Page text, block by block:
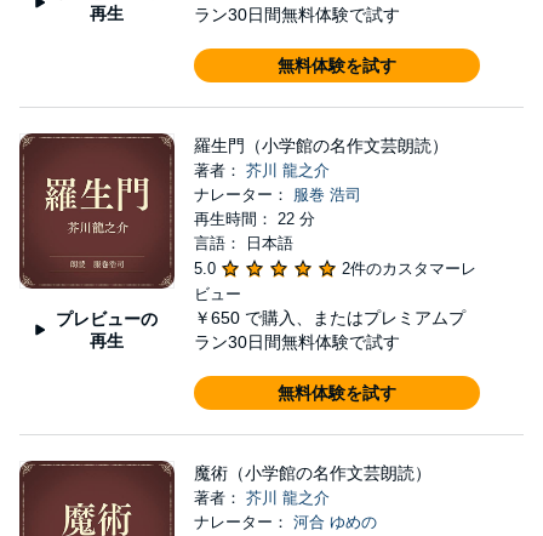
再生
ラン30日間無料体験で試す
無料体験を試す
プレビューの
再生
羅生門（小学館の名作文芸朗読）
著者： 芥川 龍之介
ナレーター： 服巻 浩司
再生時間： 22 分
言語： 日本語
5.0
2件のカスタマーレ
ビュー
￥650 で購入、またはプレミアムプ
ラン30日間無料体験で試す
無料体験を試す
魔術（小学館の名作文芸朗読）
著者： 芥川 龍之介
ナレーター： 河合 ゆめの